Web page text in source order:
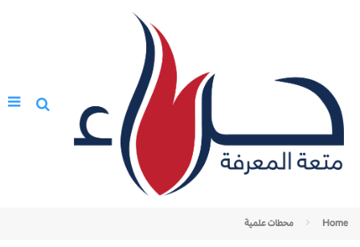
Home محطات علمية